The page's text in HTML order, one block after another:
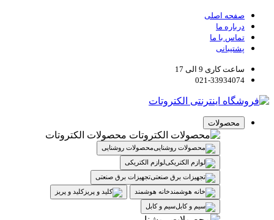
صفحه اصلی
درباره ما
تماس با ما
پشتیبانی
ساعت کاری 9 الی 17
021-33934074
محصولات
محصولات الکتروتات
محصولات روشنایی
لوازم الکتریکی
تجهیزات برق صنعتی
خانه هوشمند
کلید و پریز
سیم و کابل